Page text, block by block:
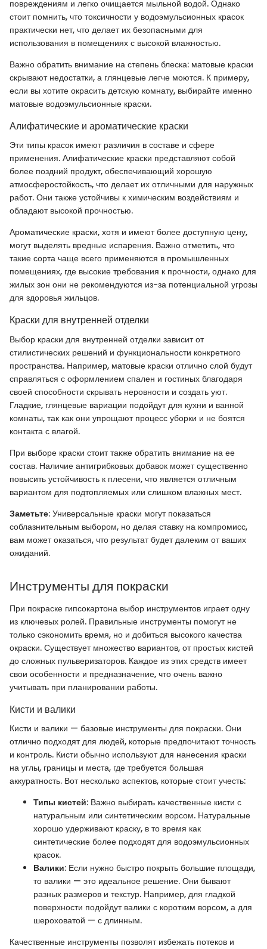
повреждениям и легко очищается мыльной водой. Однако
стоит помнить, что токсичности у водоэмульсионных красок
практически нет, что делает их безопасными для
использования в помещениях с высокой влажностью.
Важно обратить внимание на степень блеска: матовые краски
скрывают недостатки, а глянцевые легче моются. К примеру,
если вы хотите окрасить детскую комнату, выбирайте именно
матовые водоэмульсионные краски.
Алифатические и ароматические краски
Эти типы красок имеют различия в составе и сфере
применения. Алифатические краски представляют собой
более поздний продукт, обеспечивающий хорошую
атмосферостойкость, что делает их отличными для наружных
работ. Они также устойчивы к химическим воздействиям и
обладают высокой прочностью.
Ароматические краски, хотя и имеют более доступную цену,
могут выделять вредные испарения. Важно отметить, что
такие сорта чаще всего применяются в промышленных
помещениях, где высокие требования к прочности, однако для
жилых зон они не рекомендуются из-за потенциальной угрозы
для здоровья жильцов.
Краски для внутренней отделки
Выбор краски для внутренней отделки зависит от
стилистических решений и функциональности конкретного
пространства. Например, матовые краски отлично слой будут
справляться с оформлением спален и гостиных благодаря
своей способности скрывать неровности и создать уют.
Гладкие, глянцевые вариации подойдут для кухни и ванной
комнаты, так как они упрощают процесс уборки и не боятся
контакта с влагой.
При выборе краски стоит также обратить внимание на ее
состав. Наличие антигрибковых добавок может существенно
повысить устойчивость к плесени, что является отличным
вариантом для подтопляемых или слишком влажных мест.
Заметьте: Универсальные краски могут показаться
соблазнительным выбором, но делая ставку на компромисс,
вам может оказаться, что результат будет далеким от ваших
ожиданий.
Инструменты для покраски
При покраске гипсокартона выбор инструментов играет одну
из ключевых ролей. Правильные инструменты помогут не
только сэкономить время, но и добиться высокого качества
окраски. Существует множество вариантов, от простых кистей
до сложных пульверизаторов. Каждое из этих средств имеет
свои особенности и предназначение, что очень важно
учитывать при планировании работы.
Кисти и валики
Кисти и валики — базовые инструменты для покраски. Они
отлично подходят для людей, которые предпочитают точность
и контроль. Кисти обычно используют для нанесения краски
на углы, границы и места, где требуется большая
аккуратность. Вот несколько аспектов, которые стоит учесть:
Типы кистей: Важно выбирать качественные кисти с
натуральным или синтетическим ворсом. Натуральные
хорошо удерживают краску, в то время как
синтетические более подходят для водоэмульсионных
красок.
Валики: Если нужно быстро покрыть большие площади,
то валики — это идеальное решение. Они бывают
разных размеров и текстур. Например, для гладкой
поверхности подойдут валики с коротким ворсом, а для
шероховатой — с длинным.
Качественные инструменты позволят избежать потеков и